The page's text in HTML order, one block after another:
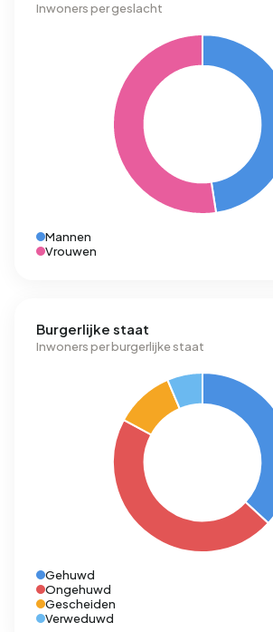
Inwoners per geslacht
Mannen
Vrouwen
Burgerlijke staat
Inwoners per burgerlijke staat
Gehuwd
Ongehuwd
Gescheiden
Verweduwd